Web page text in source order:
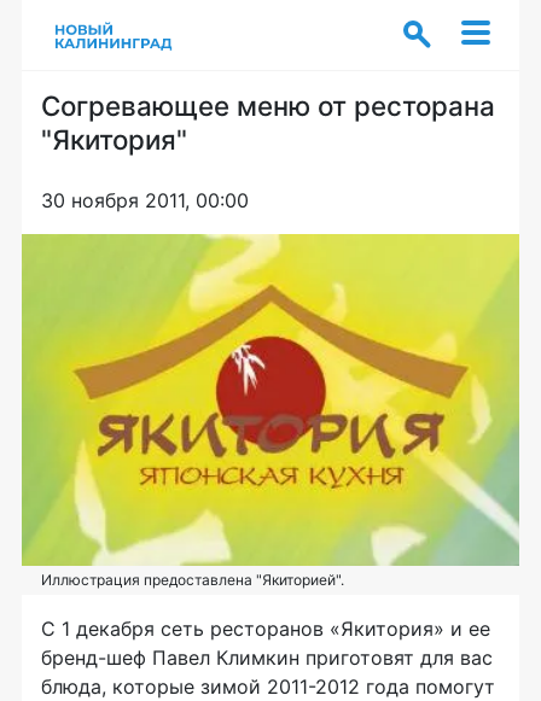
Согревающее меню от ресторана
"Якитория"
30 ноября 2011, 00:00
Иллюстрация предоставлена "Якиторией".
C 1 декабря сеть ресторанов «Якитория» и ее
бренд-шеф Павел Климкин приготовят для вас
блюда, которые зимой 2011-2012 года помогут